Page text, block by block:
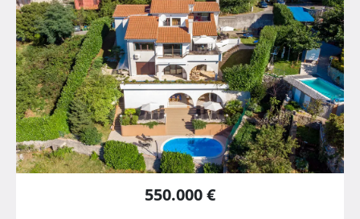
550.000 €